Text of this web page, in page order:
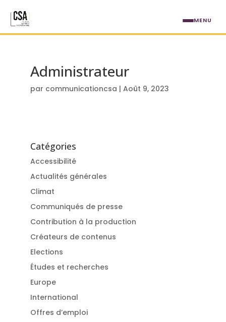
Administrateur
par communicationcsa | Août 9, 2023
Catégories
Accessibilité
Actualités générales
Climat
Communiqués de presse
Contribution à la production
Créateurs de contenus
Elections
Études et recherches
Europe
International
Offres d’emploi
MENU